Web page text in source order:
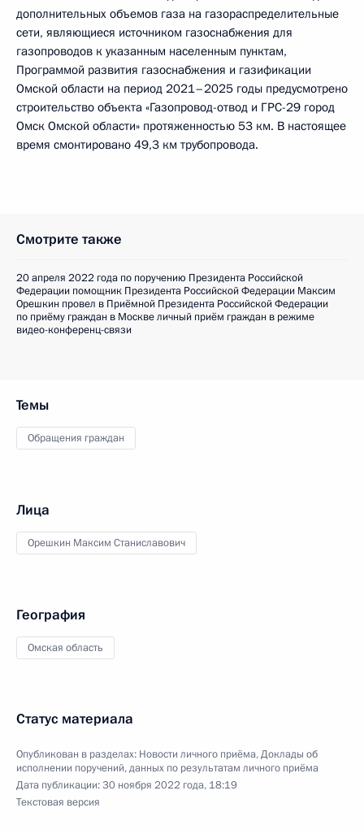
дополнительных объемов газа на газораспределительные
сети, являющиеся источником газоснабжения для
газопроводов к указанным населенным пунктам,
Программой развития газоснабжения и газификации
Омской области на период 2021–2025 годы предусмотрено
строительство объекта «Газопровод-отвод и ГРС-29 город
Омск Омской области» протяженностью 53 км. В настоящее
время смонтировано 49,3 км трубопровода.
Смотрите также
20 апреля 2022 года по поручению Президента Российской
Федерации помощник Президента Российской Федерации Максим
Орешкин провел в Приёмной Президента Российской Федерации
по приёму граждан в Москве личный приём граждан в режиме
видео-конференц-связи
Темы
Обращения граждан
Лица
Орешкин Максим Станиславович
География
Омская область
Статус материала
Опубликован в разделах: Новости личного приёма,Доклады об
исполнении поручений, данных по результатам личного приёма
Дата публикации:30 ноября 2022 года, 18:19
Текстовая версия